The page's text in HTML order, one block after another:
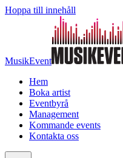
Hoppa till innehåll
MusikEvent
Hem
Boka artist
Eventbyrå
Management
Kommande events
Kontakta oss